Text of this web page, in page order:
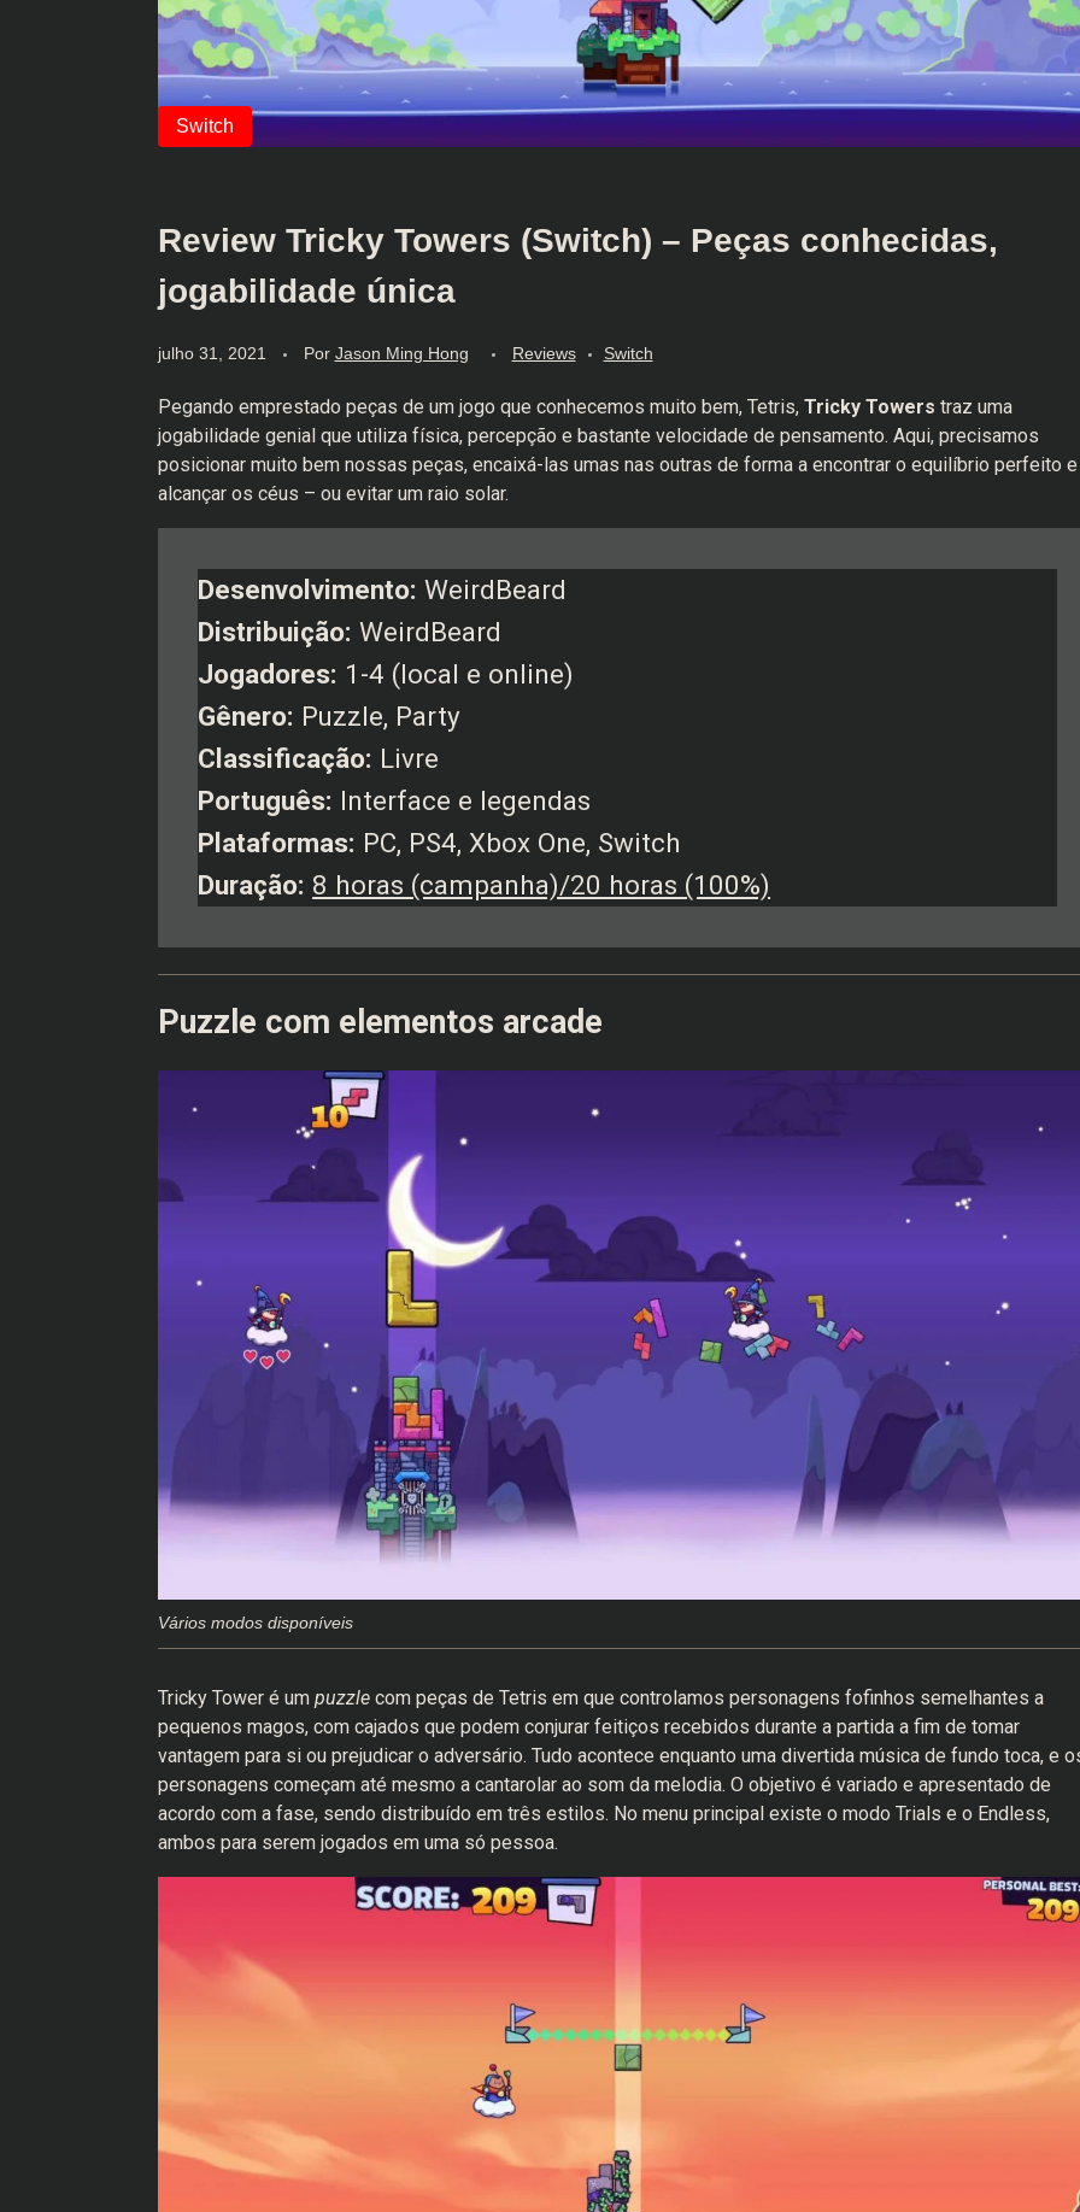
Review Tricky Towers (Switch) – Peças conhecidas,
jogabilidade única
julho 31, 2021 Por Jason Ming Hong Reviews Switch
Pegando emprestado peças de um jogo que conhecemos muito bem, Tetris, Tricky Towers traz uma
jogabilidade genial que utiliza física, percepção e bastante velocidade de pensamento. Aqui, precisamos
posicionar muito bem nossas peças, encaixá-las umas nas outras de forma a encontrar o equilíbrio perfeito e
alcançar os céus – ou evitar um raio solar.
Desenvolvimento:WeirdBeard
Distribuição:WeirdBeard
Jogadores: 1-4 (local e online)
Gênero: Puzzle, Party
Classificação: Livre
Português: Interface e legendas
Plataformas: PC, PS4, Xbox One, Switch
Duração: 8 horas (campanha)/20 horas (100%)
Puzzle com elementos arcade
Vários modos disponíveis
Tricky Tower é um puzzle com peças de Tetris em que controlamos personagens fofinhos semelhantes a
pequenos magos, com cajados que podem conjurar feitiços recebidos durante a partida a fim de tomar
vantagem para si ou prejudicar o adversário. Tudo acontece enquanto uma divertida música de fundo toca, e
personagens começam até mesmo a cantarolar ao som da melodia. O objetivo é variado e apresentado de
acordo com a fase, sendo distribuído em três estilos. No menu principal existe o modo Trials e o Endless,
ambos para serem jogados em uma só pessoa.